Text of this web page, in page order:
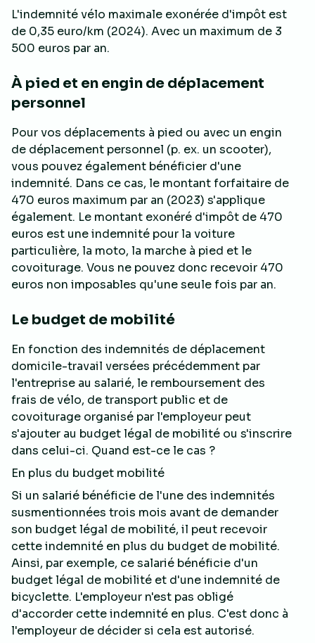
L'indemnité vélo maximale exonérée d'impôt est
de 0,35 euro/km (2024). Avec un maximum de 3
500 euros par an.
À pied et en engin de déplacement
personnel
Pour vos déplacements à pied ou avec un engin
de déplacement personnel (p. ex. un scooter),
vous pouvez également bénéficier d'une
indemnité. Dans ce cas, le montant forfaitaire de
470 euros maximum par an (2023) s'applique
également. Le montant exonéré d'impôt de 470
euros est une indemnité pour la voiture
particulière, la moto, la marche à pied et le
covoiturage. Vous ne pouvez donc recevoir 470
euros non imposables qu'une seule fois par an.
Le budget de mobilité
En fonction des indemnités de déplacement
domicile-travail versées précédemment par
l'entreprise au salarié, le remboursement des
frais de vélo, de transport public et de
covoiturage organisé par l'employeur peut
s'ajouter au budget légal de mobilité ou s'inscrire
dans celui-ci. Quand est-ce le cas ?
En plus du budget mobilité
Si un salarié bénéficie de l'une des indemnités
susmentionnées trois mois avant de demander
son budget légal de mobilité, il peut recevoir
cette indemnité en plus du budget de mobilité.
Ainsi, par exemple, ce salarié bénéficie d'un
budget légal de mobilité et d'une indemnité de
bicyclette. L'employeur n'est pas obligé
d'accorder cette indemnité en plus. C'est donc à
l'employeur de décider si cela est autorisé.